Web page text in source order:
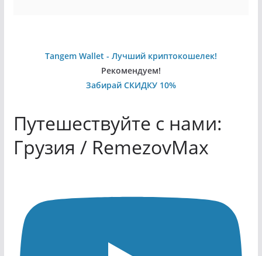
Tangem Wallet - Лучший криптокошелек!
Рекомендуем!
Забирай СКИДКУ 10%
Путешествуйте с нами:
Грузия / RemezovMax